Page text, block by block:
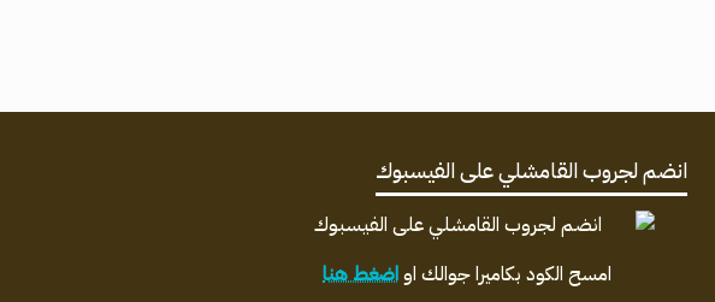
انضم لجروب القامشلي على الفيسبوك
امسح الكود بكاميرا جوالك اواضغط هنا